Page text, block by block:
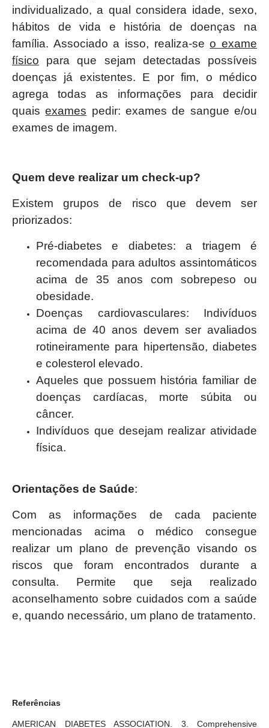
individualizado, a qual considera idade, sexo,
hábitos de vida e história de doenças na
família. Associado a isso, realiza-seo exame
físico para que sejam detectadas possíveis
doenças já existentes. E por fim, o médico
agrega todas as informações para decidir
quaisexames pedir: exames de sangue e/ou
exames de imagem.
Quem deve realizar um check-up?
Existem grupos de risco que devem ser
priorizados:
Pré-diabetes e diabetes: a triagem é
recomendada para adultos assintomáticos
acima de 35 anos com sobrepeso ou
obesidade.
Doenças cardiovasculares: Indivíduos
acima de 40 anos devem ser avaliados
rotineiramente para hipertensão, diabetes
e colesterol elevado.
Aqueles que possuem história familiar de
doenças cardíacas, morte súbita ou
câncer.
Indivíduos que desejam realizar atividade
física.
Orientações de Saúde:
Com as informações de cada paciente
mencionadas acima o médico consegue
realizar um plano de prevenção visando os
riscos que foram encontrados durante a
consulta. Permite que seja realizado
aconselhamento sobre cuidados com a saúde
e, quando necessário, um plano de tratamento.
Referências
AMERICAN DIABETES ASSOCIATION. 3. Comprehensive